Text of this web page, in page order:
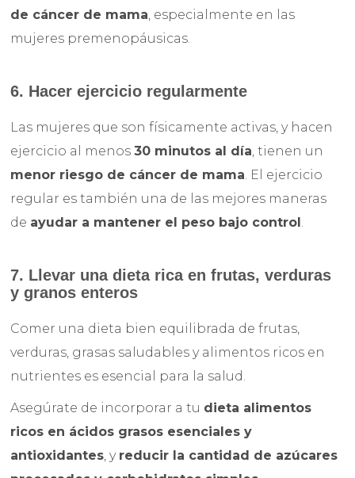
de cáncer de mama, especialmente en las
mujeres premenopáusicas.
6. Hacer ejercicio regularmente
Las mujeres que son físicamente activas, y hacen
ejercicio al menos30 minutos al día, tienen un
menor riesgo de cáncer de mama. El ejercicio
regular es también una de las mejores maneras
de ayudar a mantener el peso bajo control.
7. Llevar una dieta rica en frutas, verduras
y granos enteros
Comer una dieta bien equilibrada de frutas,
verduras, grasas saludables y alimentos ricos en
nutrientes es esencial para la salud.
Asegúrate de incorporar a tu dieta alimentos
ricos en ácidos grasos esenciales y
antioxidantes, y reducir la cantidad de azúcares